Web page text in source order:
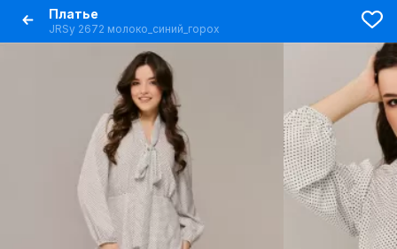
Платье
JRSy 2672 молоко_синий_горох